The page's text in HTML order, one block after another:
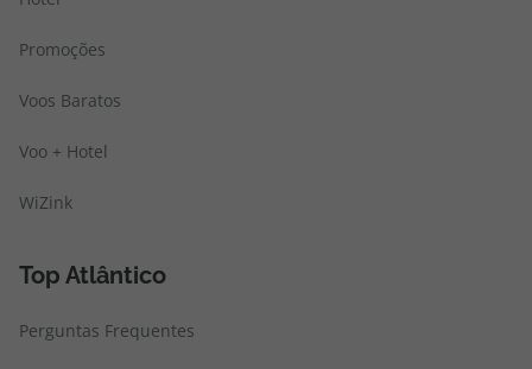
topatlantico@topatlantico.com
Promoções
Voos Baratos
Voo + Hotel
WiZink
Top Atlântico
Perguntas Frequentes